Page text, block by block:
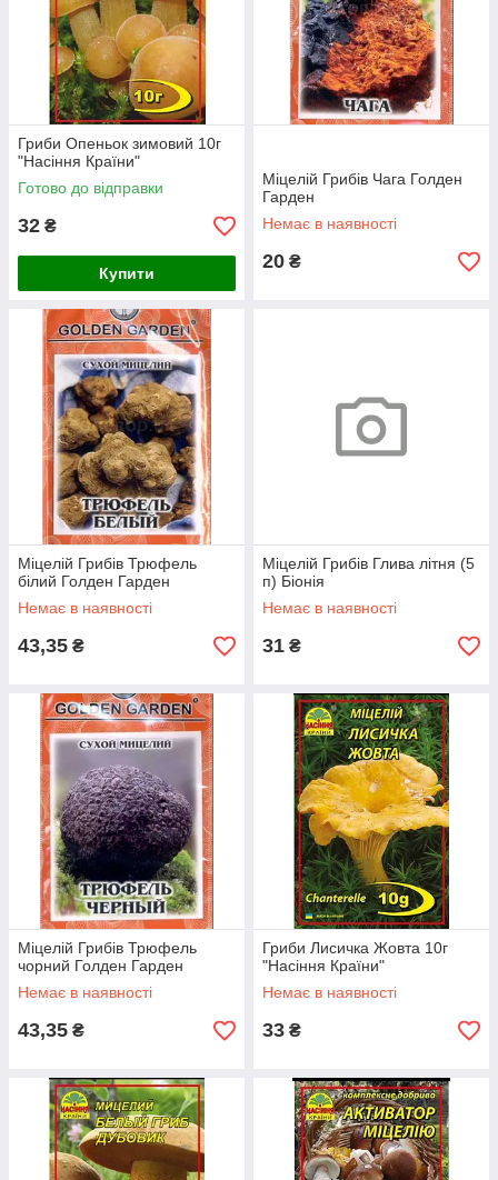
Гриби Опеньок зимовий 10г
"Насіння Країни"
Готово до відправки
32 ₴
Купити
Міцелій Грибів Чага Голден
Гарден
Немає в наявності
20 ₴
Міцелій Грибів Трюфель
білий Голден Гарден
Немає в наявності
43,35 ₴
Міцелій Грибів Глива літня (5
п) Біонія
Немає в наявності
31 ₴
Міцелій Грибів Трюфель
чорний Голден Гарден
Немає в наявності
43,35 ₴
Гриби Лисичка Жовта 10г
"Насіння Країни"
Немає в наявності
33 ₴